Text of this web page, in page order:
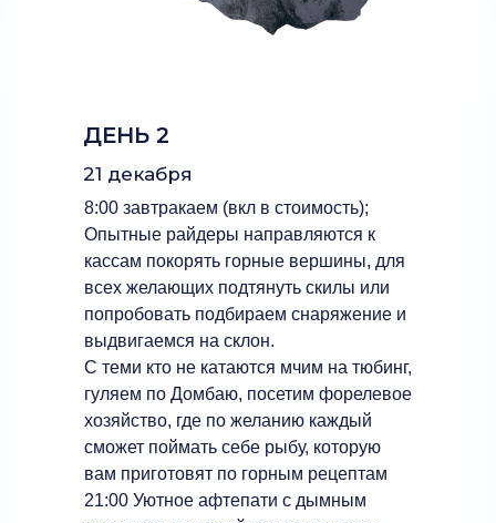
ДЕНЬ 2
8:00 завтракаем (вкл в стоимость);
Опытные райдеры направляются к
кассам покорять горные вершины, для
всех желающих подтянуть скилы или
попробовать подбираем снаряжение и
выдвигаемся на склон.
С теми кто не катаются‌ мчим на тюбинг,
гуляем по Домбаю, посетим форелевое
хозяйство, где по желанию каждый
сможет поймать себе рыбу, которую
вам приготовят по горным рецептам
21:00 Уютное афтепати с дымным
21 декабря